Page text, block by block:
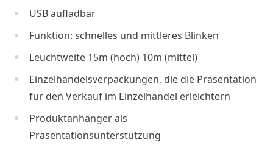
USB aufladbar
Funktion: schnelles und mittleres Blinken
Leuchtweite 15m (hoch) 10m (mittel)
Einzelhandelsverpackungen, die die Präsentation
für den Verkauf im Einzelhandel erleichtern
Produktanhänger als
Präsentationsunterstützung